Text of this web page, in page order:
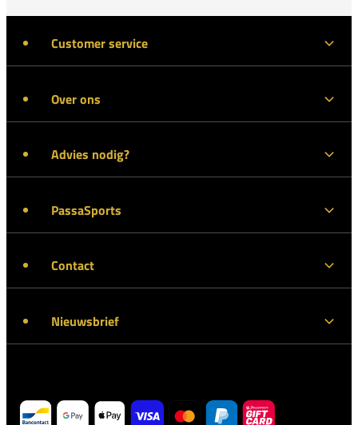
Customer service
Over ons
Advies nodig?
PassaSports
Contact
Nieuwsbrief